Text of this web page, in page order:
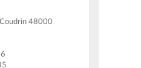
48000